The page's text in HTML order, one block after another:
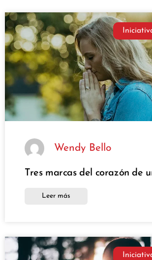
Wendy Bello
Tres marcas del corazón de
Leer más